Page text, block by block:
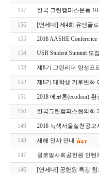
157 한국 그린캠퍼스운동
156 [연세대] 제4회 유엔글
155 2018 AASHE
154 USR Student Summit 모
153 제8기 그린리더 양성프
152 제8기 대학생 기후변화
151 2018 에코톤(ecothon)
150 한국그린캠퍼스협의회
149 2018 녹색서울실천공모
148 새해 인사 안내
147 글로벌사회공헌원 인
146 [연세대] 공헌원 특강